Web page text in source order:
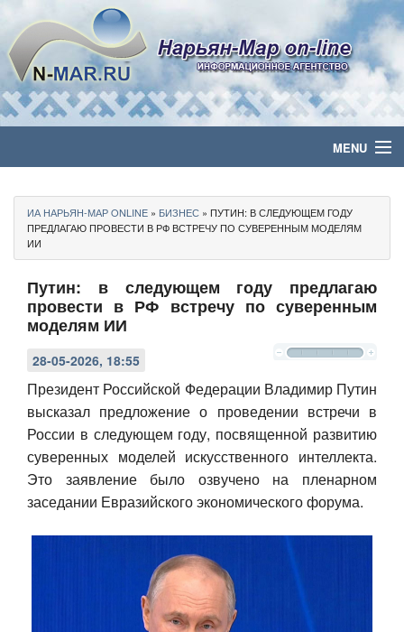
MENU
Политика
Общество
Культура
Медиа
Авто
Спорт
ИА НАРЬЯН-МАР ONLINE » БИЗНЕС » ПУТИН: В СЛЕДУЮЩЕМ ГОДУ
ПРЕДЛАГАЮ ПРОВЕСТИ В РФ ВСТРЕЧУ ПО СУВЕРЕННЫМ МОДЕЛЯМ
ИИ
Путин: в следующем году предлагаю
провести в РФ встречу по суверенным
моделям ИИ
28-05-2026, 18:55
Президент Российской Федерации Владимир Путин
высказал предложение о проведении встречи в
России в следующем году, посвященной развитию
суверенных моделей искусственного интеллекта.
Это заявление было озвучено на пленарном
заседании Евразийского экономического форума.